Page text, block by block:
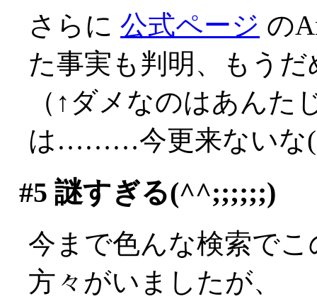
さらに 公式ページ の
た事実も判明、もう
（↑ダメなのはあん
は………今更来ないな
#5 謎すぎる(^^;;;;;;)
今まで色んな検索で
方々がいましたが、